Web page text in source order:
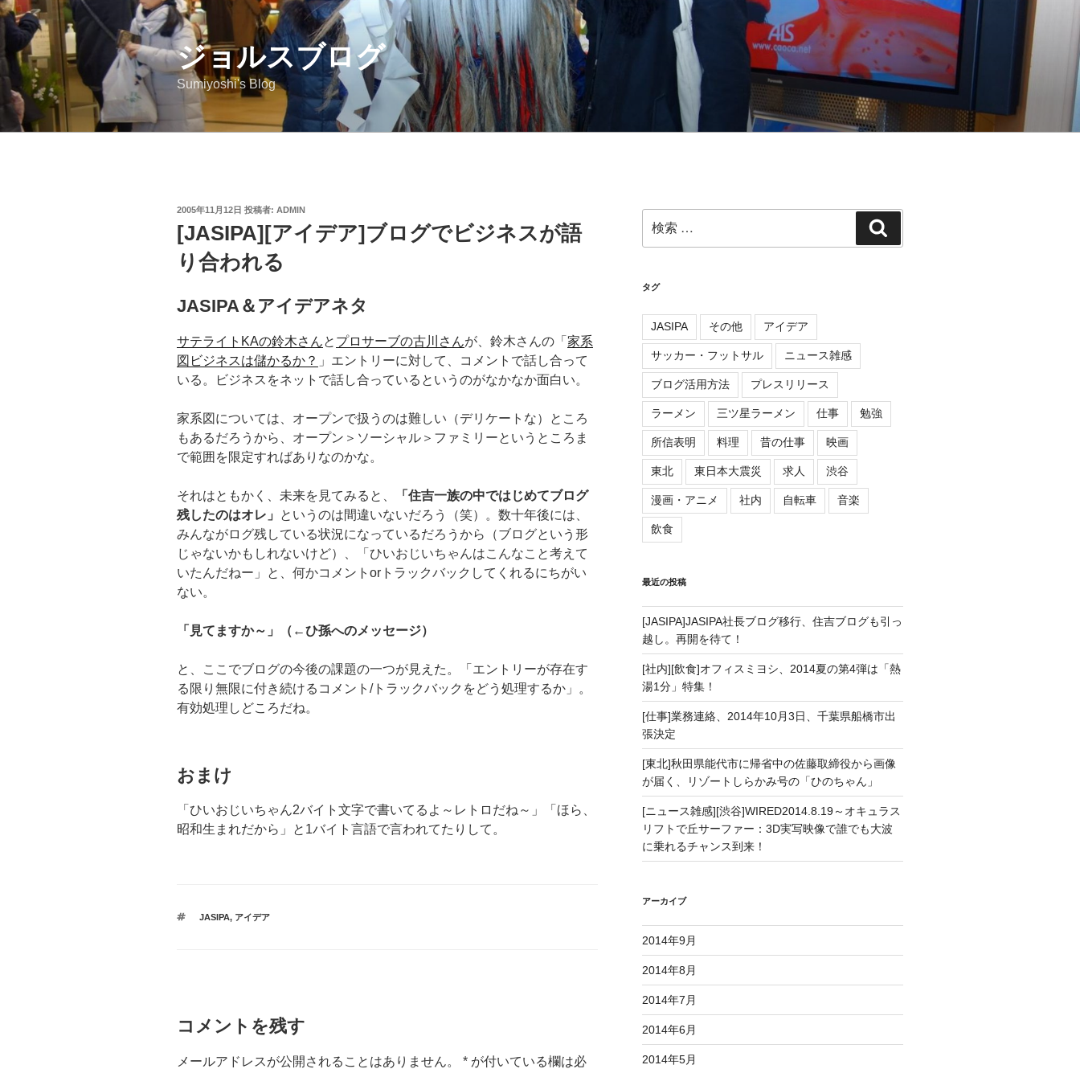
コ
ツ
へ
ジョルスブログ
Sumiyoshi's Blog
投
日:
2005年11月12日 投稿者: ADMIN
[JASIPA][アイデア]ブログでビジネスが語
り合われる
JASIPA＆アイデアネタ
サテライトKAの鈴木さんと プロサーブの古川さんが、鈴木さんの「 家系
図ビジネスは儲かるか？ 」エントリーに対して、コメントで話し合って
いる。ビジネスをネットで話し合っているというのがなかなか面白い。
家系図については、オープンで扱うのは難しい（デリケートな）ところ
もあるだろうから、オープン＞ソーシャル＞ファミリーというところま
で範囲を限定すればありなのかな。
それはともかく、未来を見てみると、
「住吉一族の中ではじめてブログ
残したのはオレ」
というのは間違いないだろう（笑）。数十年後には、
みんながログ残している状況になっているだろうから（ブログという形
じゃないかもしれないけど）、「ひいおじいちゃんはこんなこと考えて
いたんだねー」と、何かコメントorトラックバックしてくれるにちがい
ない。
「見てますか～」（←ひ孫へのメッセージ）
と、ここでブログの今後の課題の一つが見えた。「エントリーが存在す
る限り無限に付き続けるコメント/トラックバックをどう処理するか」。
有効処理しどころだね。
おまけ
「ひいおじいちゃん2バイト文字で書いてるよ～レトロだね～」「ほら、
昭和生まれだから」と1バイト言語で言われてたりして。
タ
JASIPA, アイデア
コメントを残す
メールアドレスが公開されることはありません。 * が付いている欄は必
索:
索
タグ
JASIPA その他 アイデア
サッカー・フットサル ニュース雑感
ブログ活用方法 プレスリリース
ラーメン 三ツ星ラーメン 仕事 勉強
所信表明 料理 昔の仕事 映画
東北 東日本大震災 求人 渋谷
漫画・アニメ 社内 自転車 音楽
飲食
最近の投稿
[JASIPA]JASIPA社長ブログ移行、住吉ブログも引っ
越し。再開を待て！
[社内][飲食]オフィスミヨシ、2014夏の第4弾は「熱
湯1分」特集！
[仕事]業務連絡、2014年10月3日、千葉県船橋市出
張決定
[東北]秋田県能代市に帰省中の佐藤取締役から画像
が届く、リゾートしらかみ号の「ひのちゃん」
[ニュース雑感][渋谷]WIRED2014.8.19～オキュラス
リフトで丘サーファー：3D実写映像で誰でも大波
に乗れるチャンス到来！
アーカイブ
2014年9月
2014年8月
2014年7月
2014年6月
2014年5月